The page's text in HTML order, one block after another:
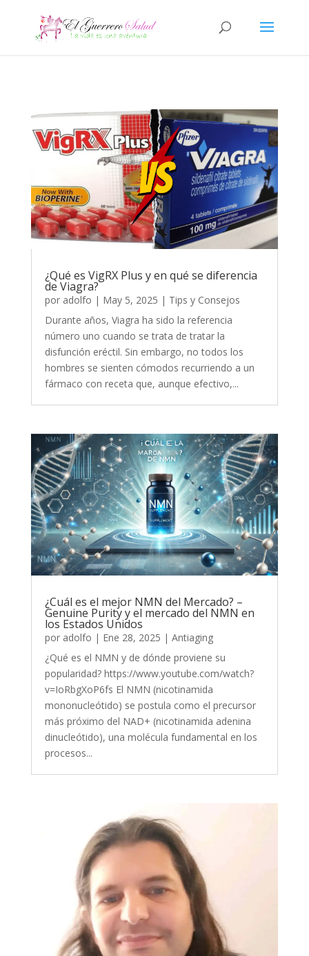
¿Qué es VigRX Plus y en qué se diferencia
de Viagra?
por adolfo | May 5, 2025 | Tips y Consejos
Durante años, Viagra ha sido la referencia
número uno cuando se trata de tratar la
disfunción eréctil. Sin embargo, no todos los
hombres se sienten cómodos recurriendo a un
fármaco con receta que, aunque efectivo,...
¿Cuál es el mejor NMN del Mercado? –
Genuine Purity y el mercado del NMN en
los Estados Unidos
por adolfo | Ene 28, 2025 | Antiaging
¿Qué es el NMN y de dónde proviene su
popularidad? https://www.youtube.com/watch?
v=IoRbgXoP6fs El NMN (nicotinamida
mononucleótido) se postula como el precursor
más próximo del NAD+ (nicotinamida adenina
dinucleótido), una molécula fundamental en los
procesos...